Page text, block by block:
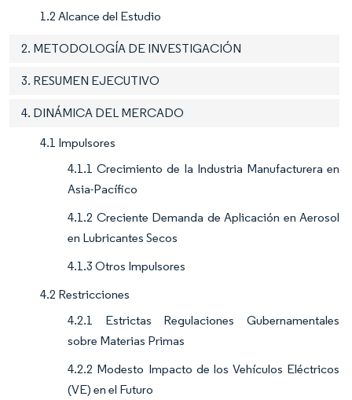
1.2 Alcance del Estudio
2. METODOLOGÍA DE INVESTIGACIÓN
3. RESUMEN EJECUTIVO
4. DINÁMICA DEL MERCADO
4.1 Impulsores
4.1.1 Crecimiento de la Industria Manufacturera en
Asia-Pacífico
4.1.2 Creciente Demanda de Aplicación en Aerosol
en Lubricantes Secos
4.1.3 Otros Impulsores
4.2 Restricciones
4.2.1 Estrictas Regulaciones Gubernamentales
sobre Materias Primas
4.2.2 Modesto Impacto de los Vehículos Eléctricos
(VE) en el Futuro